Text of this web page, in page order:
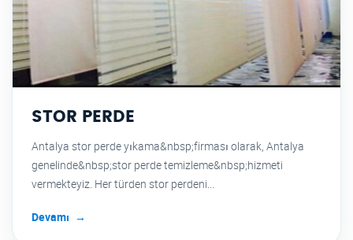
STOR PERDE
Antalya stor perde yıkama&nbsp;firması olarak, Antalya
genelinde&nbsp;stor perde temizleme&nbsp;hizmeti
vermekteyiz. Her türden stor perdeni...
Devamı